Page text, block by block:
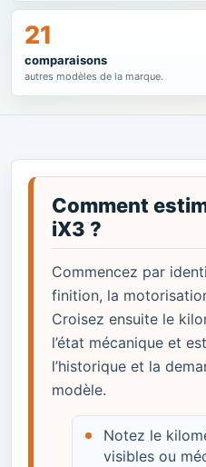
21
comparaisons
autres modèles de la marque.
Comment
iX3 ?
Commencez par
finition, la
Croisez ensuite le
l’état mécanique et
l’historique et la
modèle.
Notez le
visibles ou